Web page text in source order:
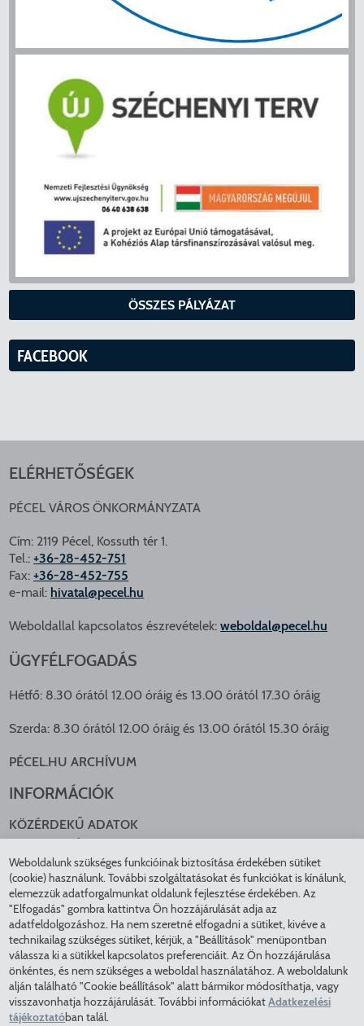
ÖSSZES PÁLYÁZAT
FACEBOOK
ELÉRHETŐSÉGEK
PÉCEL VÁROS ÖNKORMÁNYZATA
Cím: 2119 Pécel, Kossuth tér 1.
Tel.:+36-28-452-751
Fax:+36-28-452-755
e-mail: hivatal@pecel.hu
Weboldallal kapcsolatos észrevételek:weboldal@pecel.hu
ÜGYFÉLFOGADÁS
Hétfő: 8.30 órától 12.00 óráig és 13.00 órától 17.30 óráig
Szerda: 8.30 órától 12.00 óráig és 13.00 órától 15.30 óráig
PÉCEL.HU ARCHÍVUM
INFORMÁCIÓK
KÖZÉRDEKŰ ADATOK
KÖZLEKEDÉS
ADATKEZELÉS
ÁTLÁTHATÓ ÖNKORMÁNYZAT
COOKIE BEÁLLÍTÁSOK
INTÉZMÉNYEK
EGÉSZSÉGÜGY
KÖZMŰSZOLGÁLTATÓK
Weboldalunk szükséges funkcióinak biztosítása érdekében sütiket
(cookie) használunk. További szolgáltatásokat és funkciókat is kínálunk,
elemezzük adatforgalmunkat oldalunk fejlesztése érdekében. Az
"Elfogadás" gombra kattintva Ön hozzájárulását adja az
adatfeldolgozáshoz. Ha nem szeretné elfogadni a sütiket, kivéve a
technikailag szükséges sütiket, kérjük, a "Beállítások" menüpontban
válassza ki a sütikkel kapcsolatos preferenciáit. Az Ön hozzájárulása
önkéntes, és nem szükséges a weboldal használatához. A weboldalunk
alján található "Cookie beállítások" alatt bármikor módosíthatja, vagy
visszavonhatja hozzájárulását. További információkatAdatkezelési
tájékoztatóban talál.